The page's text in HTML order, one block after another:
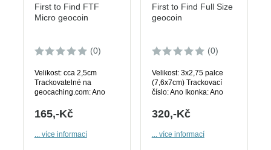
First to Find FTF
Micro geocoin
(0)
Velikost: cca 2,5cm
Trackovatelné na
geocaching.com: Ano
165,-Kč
... více informací
First to Find Full Size
geocoin
(0)
Velikost: 3x2,75 palce
(7,6x7cm) Trackovací
číslo: Ano Ikonka: Ano
320,-Kč
... více informací